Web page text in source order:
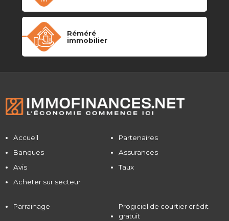
Réméré
immobilier
Accueil
Partenaires
Banques
Assurances
Avis
Taux
Acheter sur secteur
Parrainage
Progiciel de courtier crédit
gratuit